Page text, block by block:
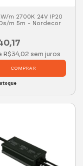
m 2700K 24V IP20
m 5m - Nordecor
R$34,02 sem juros